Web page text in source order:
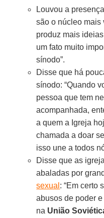
Louvou a
são o núcleo mais
produz mais
um fato muito
sínodo”.
Disse que há
sínodo: “Quando
pessoa que tem
acompanhada,
a quem a Igreja
chamada a doar
isso une a todos
Disse que as
abaladas por
sexual : “Em certo
abusos de poder
na União